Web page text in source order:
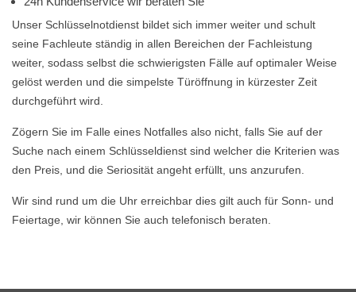
Unser Schlüsselnotdienst bildet sich immer weiter und schult
seine Fachleute ständig in allen Bereichen der Fachleistung
weiter, sodass selbst die schwierigsten Fälle auf optimaler Weise
gelöst werden und die simpelste Türöffnung in kürzester Zeit
durchgeführt wird.
Zögern Sie im Falle eines Notfalles also nicht, falls Sie auf der
Suche nach einem Schlüsseldienst sind welcher die Kriterien was
den Preis, und die Seriosität angeht erfüllt, uns anzurufen.
Wir sind rund um die Uhr erreichbar dies gilt auch für Sonn- und
Feiertage, wir können Sie auch telefonisch beraten.